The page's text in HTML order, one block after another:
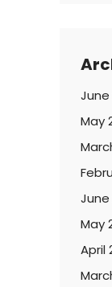
June
May
June
May
April